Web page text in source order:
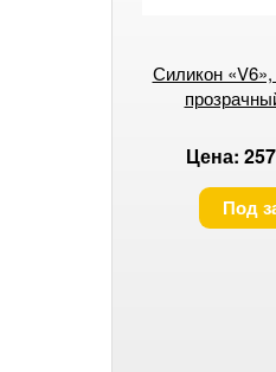
Силикон
Цена:
Под